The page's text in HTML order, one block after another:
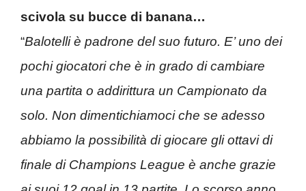
scivola su bucce di banana…
“Balotelli è padrone del suo futuro. E’ uno dei
pochi giocatori che è in grado di cambiare
una partita o addirittura un Campionato da
solo. Non dimentichiamoci che se adesso
abbiamo la possibilità di giocare gli ottavi di
finale di Champions League è anche grazie